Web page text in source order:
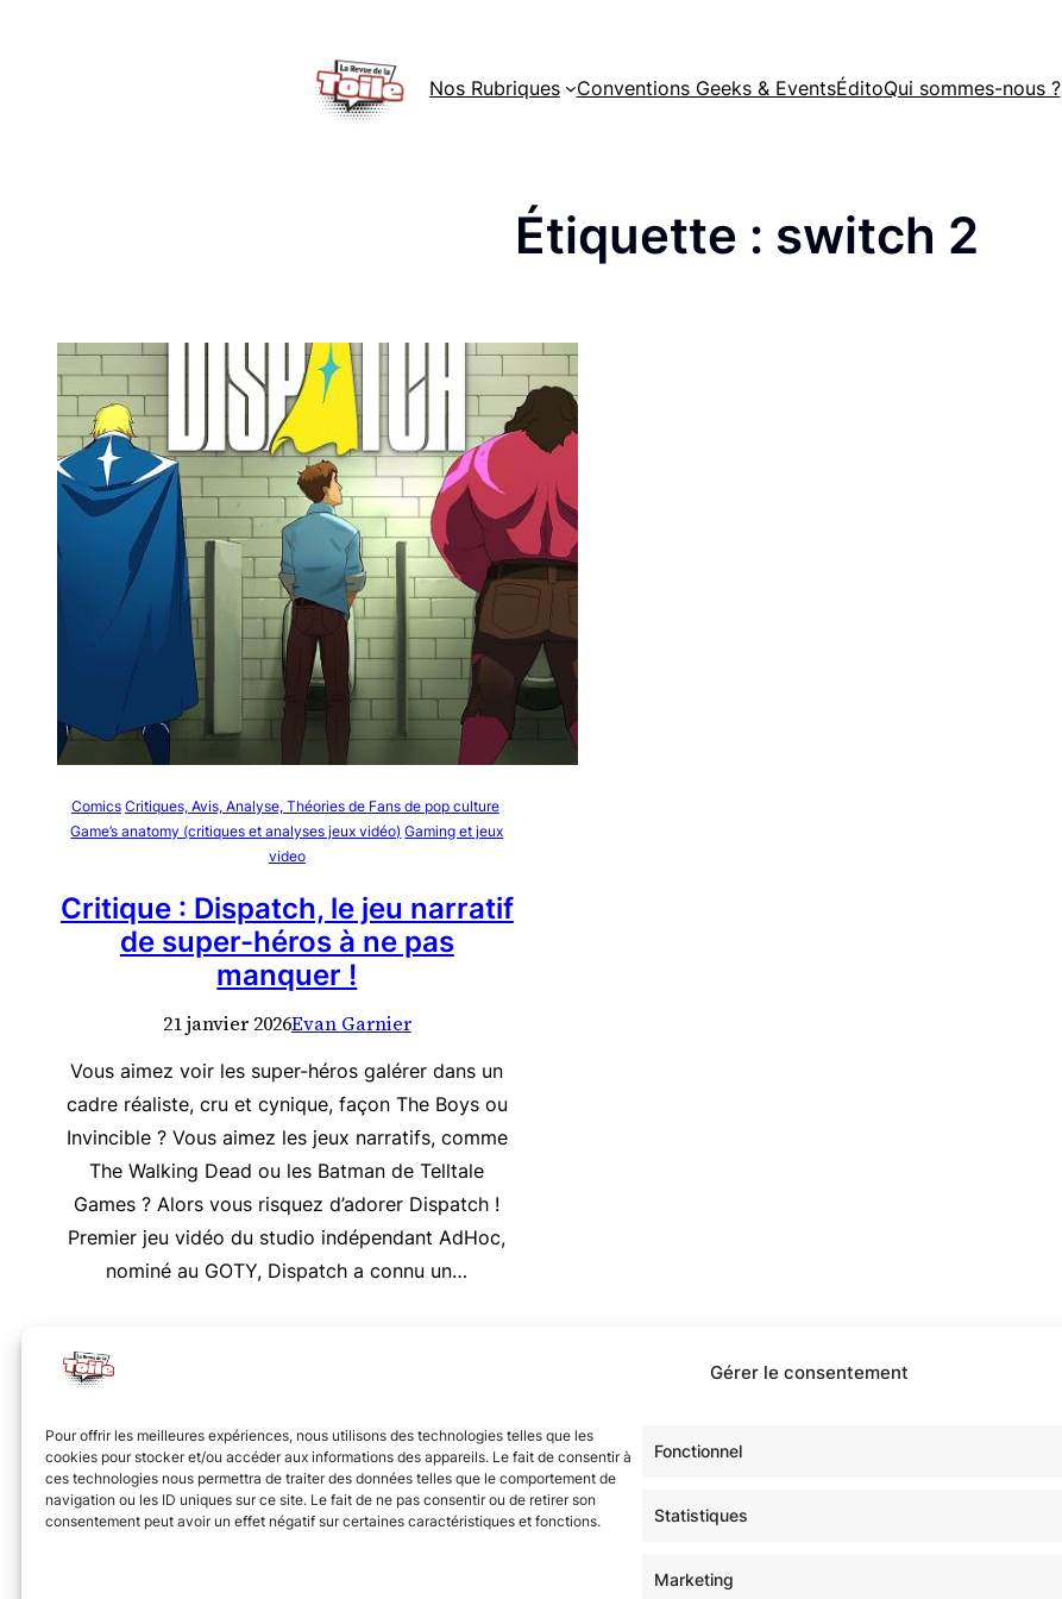
Gérer le consentement
Pour offrir les meilleures expériences, nous utilisons des technologies telles que les
cookies pour stocker et/ou accéder aux informations des appareils. Le fait de consentir à
ces technologies nous permettra de traiter des données telles que le comportement de
navigation ou les ID uniques sur ce site. Le fait de ne pas consentir ou de retirer son
consentement peut avoir un effet négatif sur certaines caractéristiques et fonctions.
Fonctionnel
Statistiques
Marketing
Nos Rubriques Conventions Geeks & EventsÉditoQui sommes-nous ?
Étiquette : switch 2
Comics Critiques, Avis, Analyse, Théories de Fans de pop culture
Game’s anatomy (critiques et analyses jeux vidéo) Gaming et jeux
video
Critique : Dispatch, le jeu narratif
de super-héros à ne pas
manquer !
21 janvier 2026Evan Garnier
Vous aimez voir les super-héros galérer dans un
cadre réaliste, cru et cynique, façon The Boys ou
Invincible ? Vous aimez les jeux narratifs, comme
The Walking Dead ou les Batman de Telltale
Games ? Alors vous risquez d’adorer Dispatch !
Premier jeu vidéo du studio indépendant AdHoc,
nominé au GOTY, Dispatch a connu un…